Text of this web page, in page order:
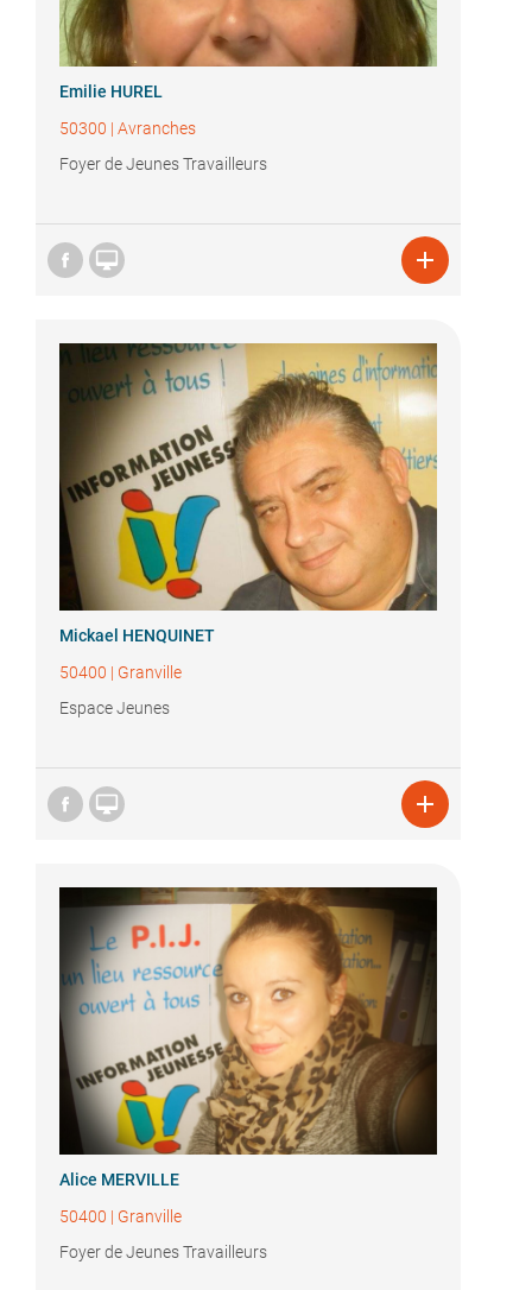
Emilie HUREL
50300 | Avranches
Foyer de Jeunes Travailleurs
 
Mickael HENQUINET
50400 | Granville
Espace Jeunes
 
Alice MERVILLE
50400 | Granville
Foyer de Jeunes Travailleurs